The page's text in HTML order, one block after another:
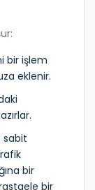
bir işlem
eklenir.
sabit
bir
bir